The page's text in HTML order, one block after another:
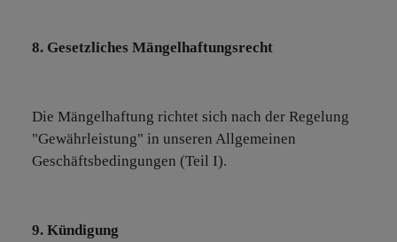
8. Gesetzliches Mängelhaftungsrecht
Die Mängelhaftung richtet sich nach der Regelung
"Gewährleistung" in unseren Allgemeinen
Geschäftsbedingungen (Teil I).
9. Kündigung